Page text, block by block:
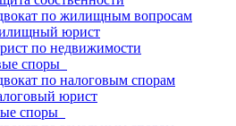
по жилищным вопросам
юрист
по недвижимости
споры
по налоговым спорам
юрист
споры